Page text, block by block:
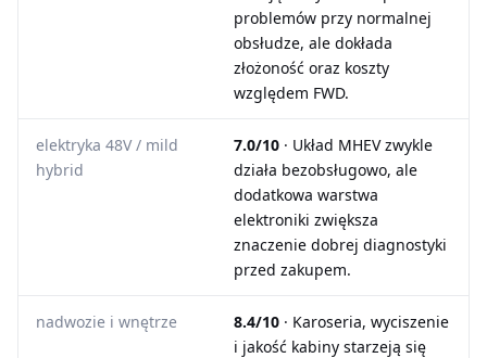
problemów przy normalnej
obsłudze, ale dokłada
złożoność oraz koszty
względem FWD.
elektryka 48V / mild
hybrid
7.0/10 · Układ MHEV zwykle
działa bezobsługowo, ale
dodatkowa warstwa
elektroniki zwiększa
znaczenie dobrej diagnostyki
przed zakupem.
nadwozie i wnętrze 8.4/10 · Karoseria, wyciszenie
i jakość kabiny starzeją się